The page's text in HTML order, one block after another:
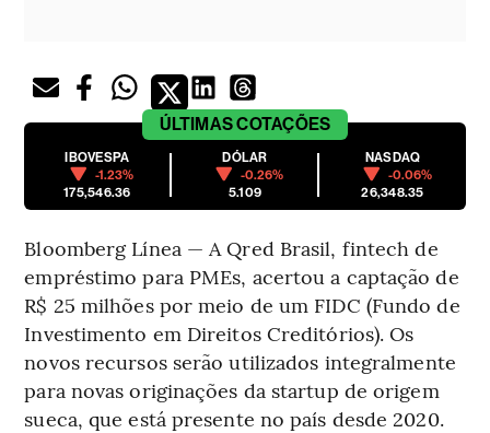
ÚLTIMASCOTAÇÕES
IBOVESPA
-1.23%
175,546.36
DÓLAR
-0.26%
5.109
NASDAQ
-0.06%
26,348.35
Bloomberg Línea — A Qred Brasil, fintech de
empréstimo para PMEs, acertou a captação de
R$ 25 milhões por meio de um FIDC (Fundo de
Investimento em Direitos Creditórios). Os
novos recursos serão utilizados integralmente
para novas originações da startup de origem
sueca, que está presente no país desde 2020.